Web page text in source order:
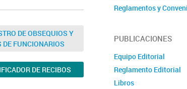
DE OBSEQUIOS Y
DE FUNCIONARIOS
DE RECIBOS
Reglamentos y
Ubicación
PUBLICACIONES
Equipo Editorial
Reglamento Editorial
Libros